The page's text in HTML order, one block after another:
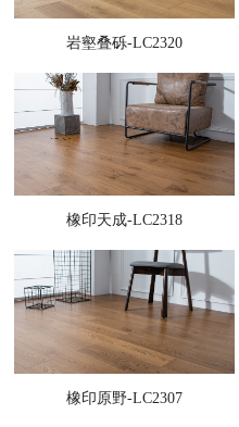
岩壑叠砾-LC2320
橡印天成-LC2318
橡印原野-LC2307